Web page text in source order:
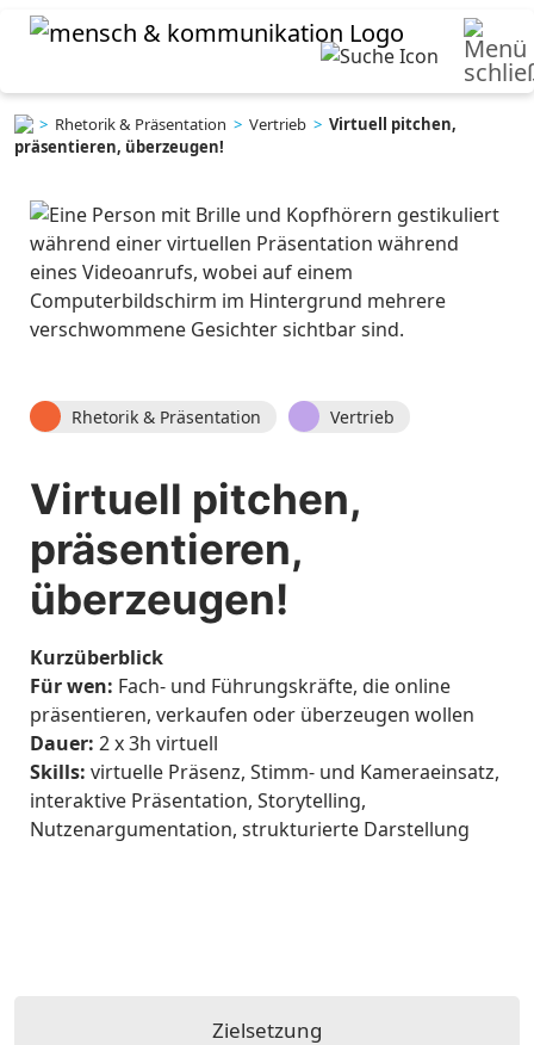
> Rhetorik & Präsentation > Vertrieb > Virtuell pitchen,
präsentieren, überzeugen!
Rhetorik & Präsentation Vertrieb
Virtuell pitchen,
präsentieren,
überzeugen!
Kurzüberblick
Für wen: Fach- und Führungskräfte, die online
präsentieren, verkaufen oder überzeugen wollen
Dauer: 2 x 3h virtuell
Skills: virtuelle Präsenz, Stimm- und Kameraeinsatz,
interaktive Präsentation, Storytelling,
Nutzenargumentation, strukturierte Darstellung
Zielsetzung